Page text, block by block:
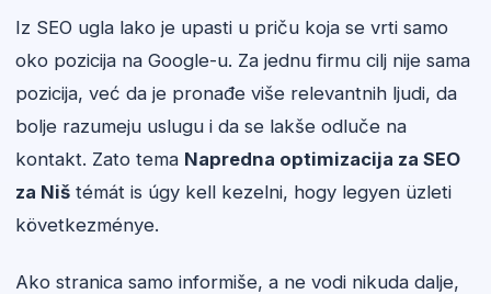
Iz SEO ugla lako je upasti u priču koja se vrti samo
oko pozicija na Google-u. Za jednu firmu cilj nije sama
pozicija, već da je pronađe više relevantnih ljudi, da
bolje razumeju uslugu i da se lakše odluče na
kontakt. Zato tema Napredna optimizacija za SEO
za Niš témát is úgy kell kezelni, hogy legyen üzleti
következménye.
Ako stranica samo informiše, a ne vodi nikuda dalje,